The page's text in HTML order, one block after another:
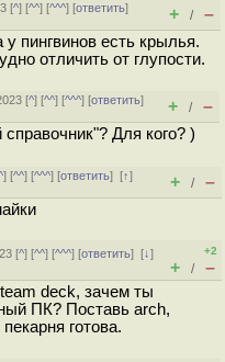
[^] [^^] [^^^] [ответить]
+ / –
пингвинов есть крылья.
отличить от глупости.
[^] [^^] [^^^] [ответить]
+ / –
Для кого? )
] [^^] [^^^] [ответить][↑]
+ / –
[^] [^^] [^^^] [ответить][↓]
+2
+ / –
deck, зачем ты
ПК? Поставь arch,
готова.